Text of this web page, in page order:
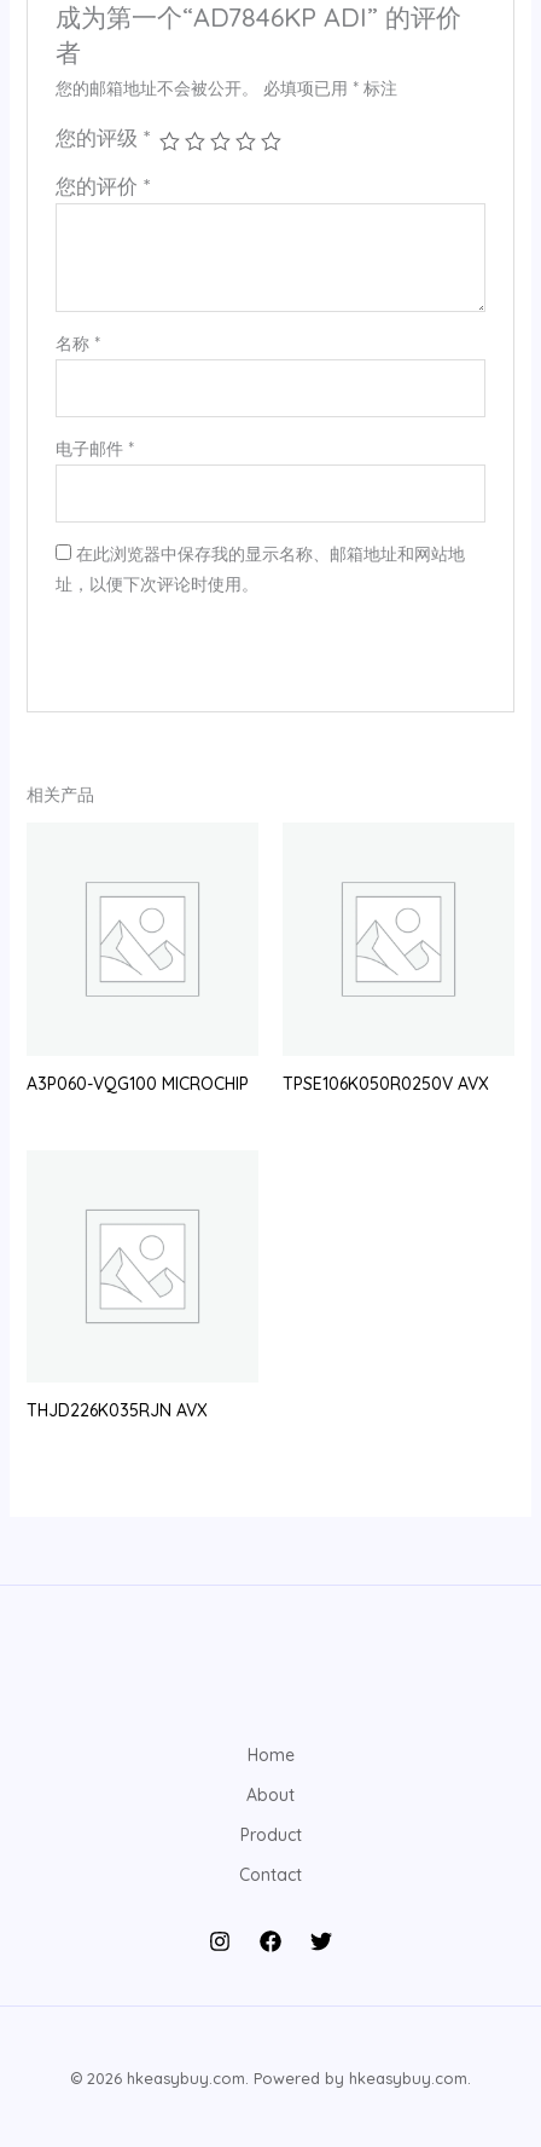
成为第一个“AD7846KP ADI” 的评价
者
您的邮箱地址不会被公开。 必填项已用 *标注
您的评级 *
您的评价 *
名称 *
电子邮件 *
在此浏览器中保存我的显示名称、邮箱地址和网站地
址，以便下次评论时使用。
相关产品
A3P060-VQG100 MICROCHIP TPSE106K050R0250V AVX
THJD226K035RJN AVX
Home
About
Product
Contact
© 2026 hkeasybuy.com. Powered by hkeasybuy.com.